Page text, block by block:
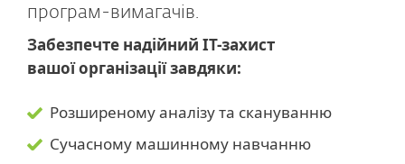
програм-вимагачів.
Забезпечте надійний ІТ-захист
вашої організації завдяки:
Розширеному аналізу та скануванню
Сучасному машинному навчанню